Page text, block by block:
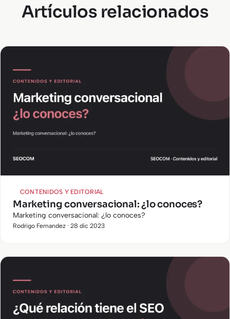
Artículos relacionados
CONTENIDOS Y EDITORIAL
Marketing conversacional: ¿lo conoces?
Marketing conversacional: ¿lo conoces?
Rodrigo Fernandez · 28 dic 2023